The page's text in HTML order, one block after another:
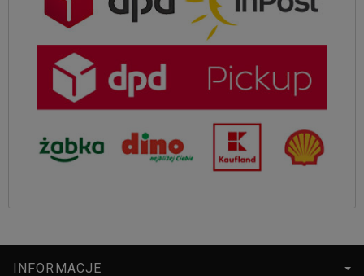
INFORMACJE